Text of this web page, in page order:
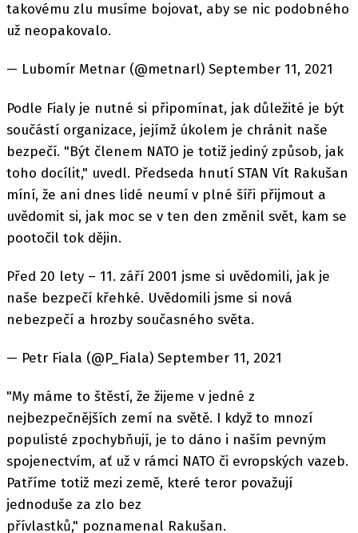
takovému zlu musíme bojovat, aby se nic podobného
už neopakovalo.
— Lubomír Metnar (@metnarl) September 11, 2021
Podle Fialy je nutné si připomínat, jak důležité je být
součástí organizace, jejímž úkolem je chránit naše
bezpečí. "Být členem NATO je totiž jediný způsob, jak
toho docílit," uvedl. Předseda hnutí STAN Vít Rakušan
míní, že ani dnes lidé neumí v plné šíři přijmout a
uvědomit si, jak moc se v ten den změnil svět, kam se
pootočil tok dějin.
Před 20 lety – 11. září 2001 jsme si uvědomili, jak je
naše bezpečí křehké. Uvědomili jsme si nová
nebezpečí a hrozby současného světa.
— Petr Fiala (@P_Fiala) September 11, 2021
"My máme to štěstí, že žijeme v jedné z
nejbezpečnějších zemí na světě. I když to mnozí
populisté zpochybňují, je to dáno i naším pevným
spojenectvím, ať už v rámci NATO či evropských vazeb.
Patříme totiž mezi země, které teror považují
jednoduše za zlo bez
přívlastků," poznamenal Rakušan.